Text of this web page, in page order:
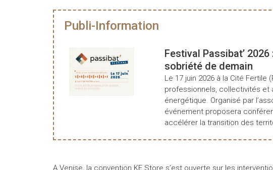
Publi-Information
Festival Passibat’
sobriété de demain
Le 17 juin 2026 à la Cité Fertile
professionnels, collectivités et
énergétique. Organisé par
événement proposera
accélérer la transition des
A Venise, la convention KE Store s’est ouverte sur les